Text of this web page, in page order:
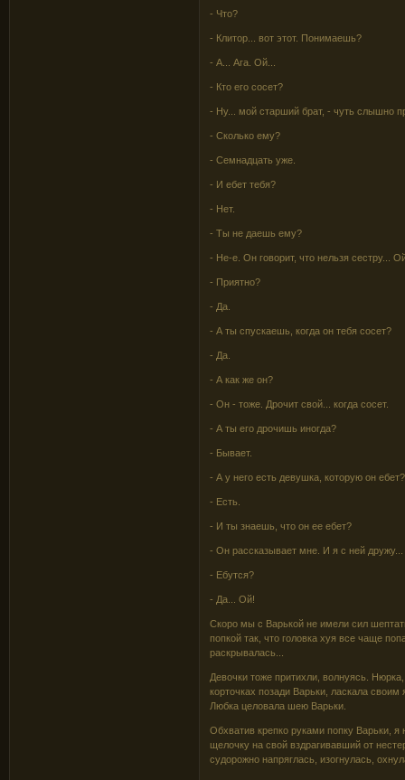
- Что?
- Клитор... вот этот. Понимаешь?
- А... Ага. Ой...
- Кто его сосет?
- Ну... мой старший брат, - чуть слышно
- Сколько ему?
- Семнадцать уже.
- И ебет тебя?
- Нет.
- Ты не даешь ему?
- Не-е. Он говорит, что нельзя сестру...
- Приятно?
- Да.
- А ты спускаешь, когда он тебя сосет?
- Да.
- А как же он?
- Он - тоже. Дрочит свой... когда сосет.
- А ты его дрочишь иногда?
- Бывает.
- А у него есть девушка, которую он ебет?
- Есть.
- И ты знаешь, что он ее ебет?
- Он рассказывает мне. И я с ней
- Ебутся?
- Да... Ой!
Скоро мы с Варькой не имели сил
попкой так, что головка хуя все чаще
раскрывалась...
Девочки тоже притихли, волнуясь.
корточках позади Варьки, ласкала
Любка целовала шею Варьки.
Обхватив крепко руками попку Варьки,
щелочку на свой вздрагивавший от
судорожно напряглась, изогнулась,